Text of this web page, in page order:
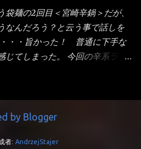
じ。 湯に戻りやすい特性が強
・・ ■カップヌードル激辛味噌 ■
箸で持ち上げた感じは、重
麺と云っていいかもしれな
...
事実ラ王は、HPでは別扱い！
の扱い。 袋麺はスープは粉末
味は・・・イマイチ（小生感
在のインスタント麺では、最先
いているから・・・買いまし
トッピングは生憎とモヤシの
！鍋に湯を沸かしキャベツをボ
麺の2回目＜宮崎辛鍋＞だが、
なんだろう？と云う事で話しを
・・旨かった！ 普通に下手な
じてしまった。 今回の辛系ラー
をイメージした唐辛子の辛みと
合う麺が付いて〆まで楽しめま
粗い唐辛子がくせになる味わ
by Blogger
者: AndrzejStajer